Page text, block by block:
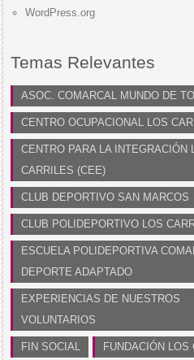
WordPress.org
Temas Relevantes
ASOC. COMARCAL MUNDO DE
CENTRO OCUPACIONAL LOS
CENTRO PARA LA INTEGRACIÓN
CARRILES (CEE)
CLUB DEPORTIVO SAN MARCOS
CLUB POLIDEPORTIVO LOS
ESCUELA POLIDEPORTIVA
DEPORTE ADAPTADO
EXPERIENCIAS DE NUESTROS
VOLUNTARIOS
FIN SOCIAL FUNDACIÓN LOS